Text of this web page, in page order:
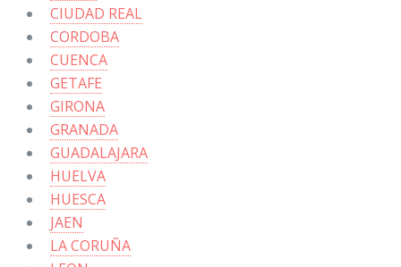
CIUDAD REAL
CORDOBA
CUENCA
GETAFE
GIRONA
GRANADA
GUADALAJARA
HUELVA
HUESCA
JAEN
LA CORUÑA